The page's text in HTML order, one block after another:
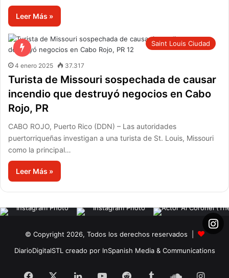
Leer Más »
Saint Louis Ciudad
4 enero 2025 37.317
Turista de Missouri sospechada de causar
incendio que destruyó negocios en Cabo
Rojo, PR
CABO ROJO, Puerto Rico (DDN) – Las autoridades
puertorriqueñas investigan a una turista de St. Louis, Missouri
como la principal…
Leer Más »
© Copyright 2026, Todos los derechos reservados |
DiarioDigitalSTL creado por InSpanish Media & Communications